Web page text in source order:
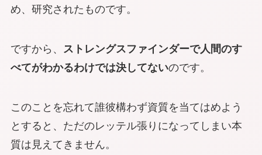
め、研究されたものです。
ですから、 ストレングスファインダーで人間のす
べてがわかるわけでは決してないのです。
このことを忘れて誰彼構わず資質を当てはめよう
とすると、ただのレッテル張りになってしまい本
質は見えてきません。